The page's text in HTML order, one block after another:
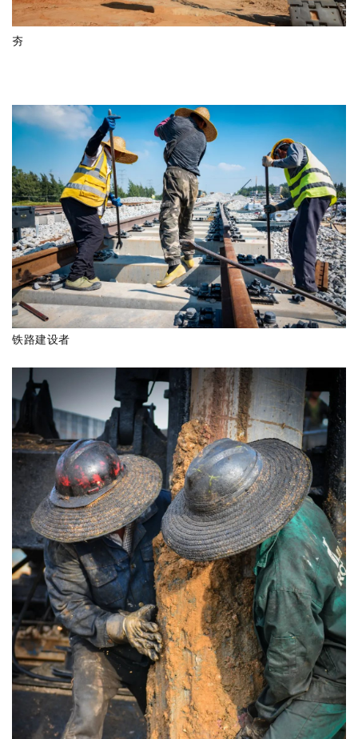
夯
铁路建设者